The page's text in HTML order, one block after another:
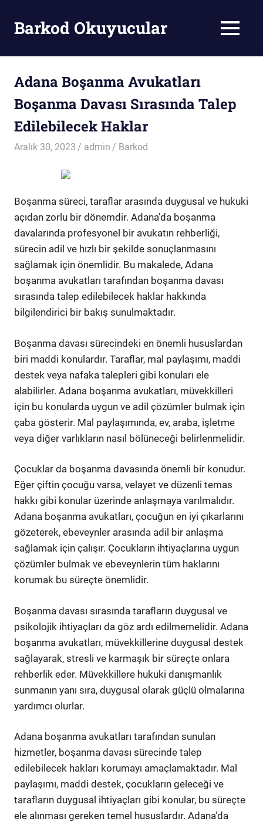
contentBarkod Okuyucular MENU
Adana Boşanma Avukatları
Boşanma Davası Sırasında Talep
Edilebilecek Haklar
Aralık 30, 2023 admin Barkod
Boşanma süreci, taraflar arasında duygusal ve hukuki
açıdan zorlu bir dönemdir. Adana'da boşanma
davalarında profesyonel bir avukatın rehberliği,
sürecin adil ve hızlı bir şekilde sonuçlanmasını
sağlamak için önemlidir. Bu makalede, Adana
boşanma avukatları tarafından boşanma davası
sırasında talep edilebilecek haklar hakkında
bilgilendirici bir bakış sunulmaktadır.
Boşanma davası sürecindeki en önemli hususlardan
biri maddi konulardır. Taraflar, mal paylaşımı, maddi
destek veya nafaka talepleri gibi konuları ele
alabilirler. Adana boşanma avukatları, müvekkilleri
için bu konularda uygun ve adil çözümler bulmak için
çaba gösterir. Mal paylaşımında, ev, araba, işletme
veya diğer varlıkların nasıl bölüneceği belirlenmelidir.
Çocuklar da boşanma davasında önemli bir konudur.
Eğer çiftin çocuğu varsa, velayet ve düzenli temas
hakkı gibi konular üzerinde anlaşmaya varılmalıdır.
Adana boşanma avukatları, çocuğun en iyi çıkarlarını
gözeterek, ebeveynler arasında adil bir anlaşma
sağlamak için çalışır. Çocukların ihtiyaçlarına uygun
çözümler bulmak ve ebeveynlerin tüm haklarını
korumak bu süreçte önemlidir.
Boşanma davası sırasında tarafların duygusal ve
psikolojik ihtiyaçları da göz ardı edilmemelidir. Adana
boşanma avukatları, müvekkillerine duygusal destek
sağlayarak, stresli ve karmaşık bir süreçte onlara
rehberlik eder. Müvekkillere hukuki danışmanlık
sunmanın yanı sıra, duygusal olarak güçlü olmalarına
yardımcı olurlar.
Adana boşanma avukatları tarafından sunulan
hizmetler, boşanma davası sürecinde talep
edilebilecek hakları korumayı amaçlamaktadır. Mal
paylaşımı, maddi destek, çocukların geleceği ve
tarafların duygusal ihtiyaçları gibi konular, bu süreçte
ele alınması gereken temel hususlardır. Adana'da